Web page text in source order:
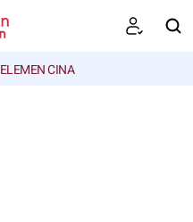
ELEMEN CINA